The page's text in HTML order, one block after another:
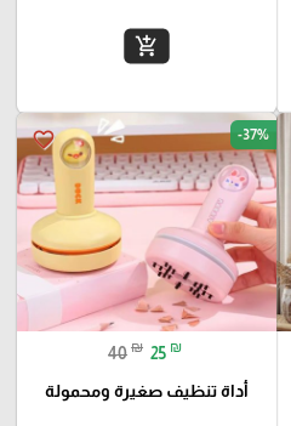
add_shopping_cart
favorite_border -37%
40 ₪ 25 ₪
أداة تنظيف صغيرة ومحمولة